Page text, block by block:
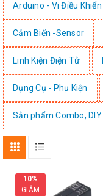
Arduino - Vi Điều Khiển
Cảm Biến -Sensor
Linh Kiện Điện Tử
Dụng Cụ - Phụ Kiện
Sản phẩm Combo, DIY
10%
GIẢM